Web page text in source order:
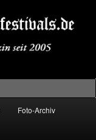
Foto-Archiv